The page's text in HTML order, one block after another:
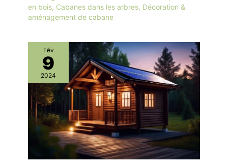
en bois, Cabanes dans les arbres, Décoration &
aménagement de cabane
Fév
9
2024